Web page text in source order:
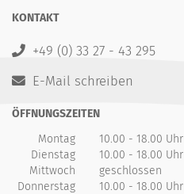
KONTAKT
+49 (0) 33 27 - 43 295
E-Mail schreiben
ÖFFNUNGSZEITEN
Montag
10.00 - 18.00 Uhr
Dienstag
10.00 - 18.00 Uhr
Mittwoch
geschlossen
Donnerstag
10.00 - 18.00 Uhr